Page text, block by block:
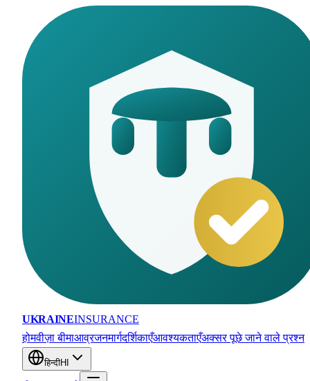
UKRAINEINSURANCE
होमवीज़ा बीमाआव्रजनमार्गदर्शिकाएँआवश्यकताएँअक्सर पूछे जाने वाले प्रश्न
हिन्दीHI